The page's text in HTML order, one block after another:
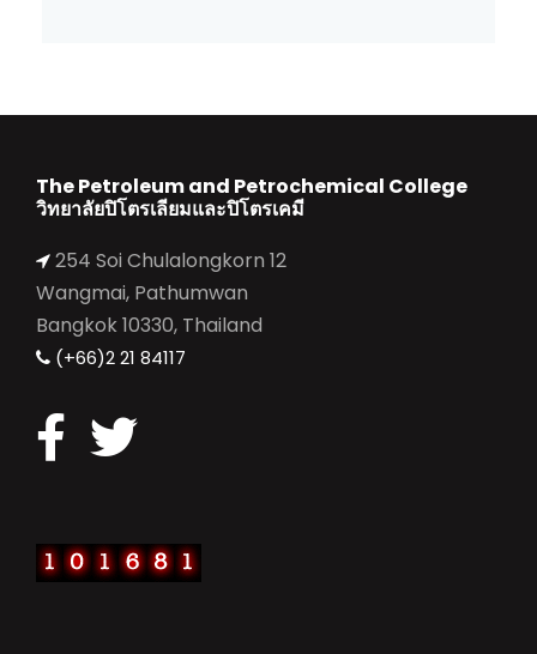
The Petroleum and Petrochemical College
วิทยาลัยปิโตรเลียมและปิโตรเคมี
254 Soi Chulalongkorn 12
Wangmai, Pathumwan
Bangkok 10330, Thailand
(+66)2 21 84117